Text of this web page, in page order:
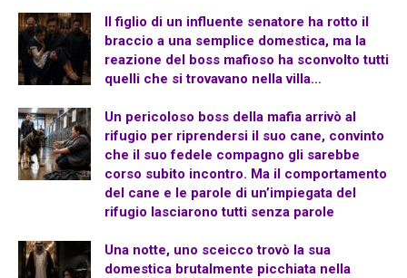
Il figlio di un influente senatore ha rotto il
braccio a una semplice domestica, ma la
reazione del boss mafioso ha sconvolto tutti
quelli che si trovavano nella villa…
Un pericoloso boss della mafia arrivò al
rifugio per riprendersi il suo cane, convinto
che il suo fedele compagno gli sarebbe
corso subito incontro. Ma il comportamento
del cane e le parole di un’impiegata del
rifugio lasciarono tutti senza parole
Una notte, uno sceicco trovò la sua
domestica brutalmente picchiata nella